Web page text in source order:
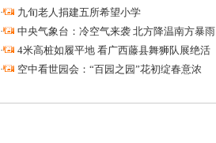
·
九旬老人捐建五所希望小学
·
中央气象台：冷空气来袭 北方降温南方暴雨
·
4米高桩如履平地 看广西藤县舞狮队展绝活
·
空中看世园会：“百园之园”花初绽春意浓